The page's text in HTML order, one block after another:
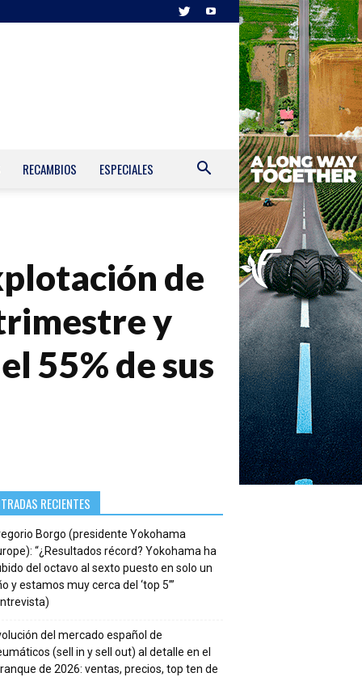
RECAMBIOS ESPECIALES
de
y
55% de sus
RECIENTES
Borgo (presidente Yokohama
“¿Resultados récord? Yokohama ha
del octavo al sexto puesto en solo un
y estamos muy cerca del ‘top 5’”
del mercado español de
(sell in y sell out) al detalle en el
de 2026: ventas, precios, top ten de